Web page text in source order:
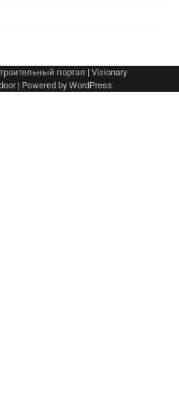
портал | Visionary
| Powered by WordPress.